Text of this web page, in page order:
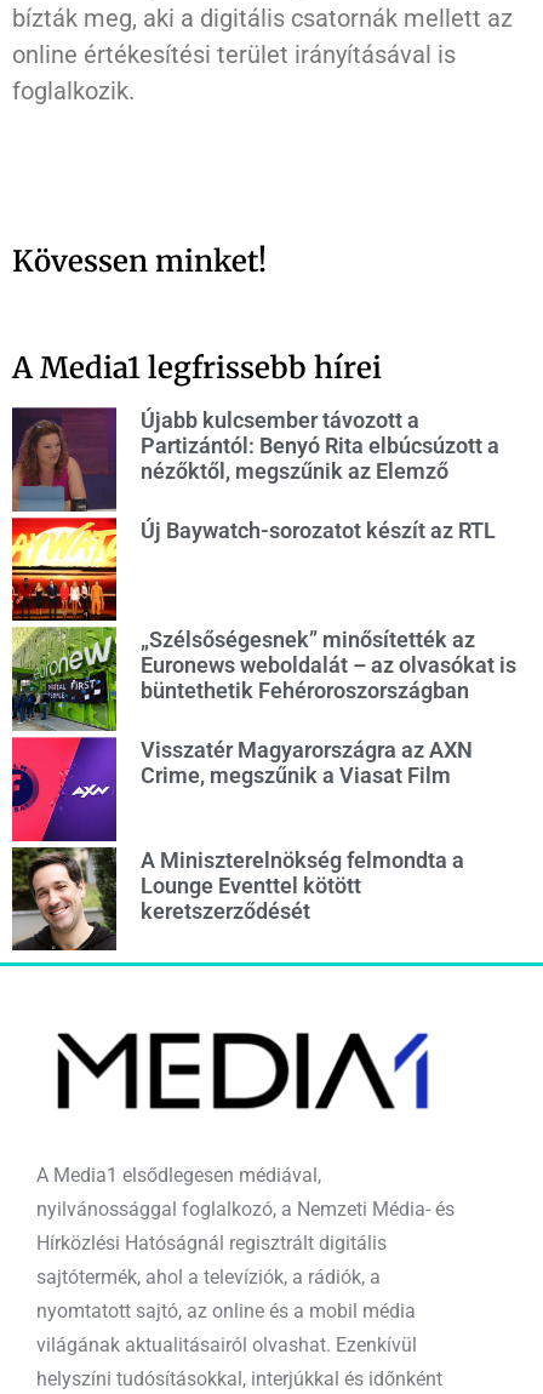
bízták meg, aki a digitális csatornák mellett az
online értékesítési terület irányításával is
foglalkozik.
Kövessen minket!
A Media1 legfrissebb hírei
Újabb kulcsember távozott a
Partizántól: Benyó Rita elbúcsúzott a
nézőktől, megszűnik az Elemző
Új Baywatch-sorozatot készít az RTL
„Szélsőségesnek” minősítették az
Euronews weboldalát – az olvasókat is
büntethetik Fehéroroszországban
Visszatér Magyarországra az AXN
Crime, megszűnik a Viasat Film
A Miniszterelnökség felmondta a
Lounge Eventtel kötött
keretszerződését
A Media1 elsődlegesen médiával,
nyilvánossággal foglalkozó, a Nemzeti Média- és
Hírközlési Hatóságnál regisztrált digitális
sajtótermék, ahol a televíziók, a rádiók, a
nyomtatott sajtó, az online és a mobil média
világának aktualitásairól olvashat. Ezenkívül
helyszíni tudósításokkal, interjúkkal és időnként